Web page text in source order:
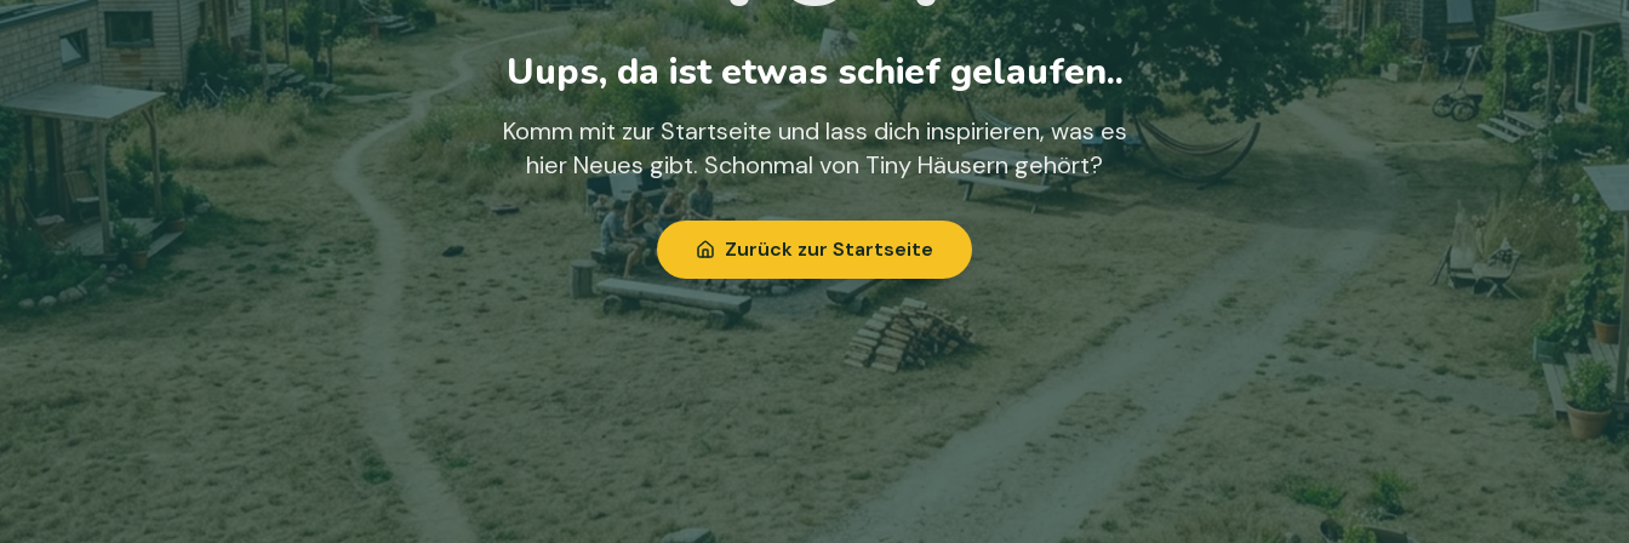
Uups, da ist etwas schief gelaufen..
Komm mit zur Startseite und lass dich inspirieren, was es
hier Neues gibt. Schonmal von Tiny Häusern gehört?
Zurück zur Startseite